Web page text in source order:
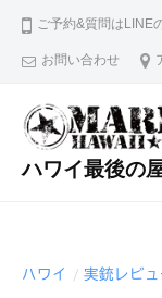
ご予約&質問はLINE
お問い合わせ
ハワイ最後の
キ
ハワイ / 実銃レビュ